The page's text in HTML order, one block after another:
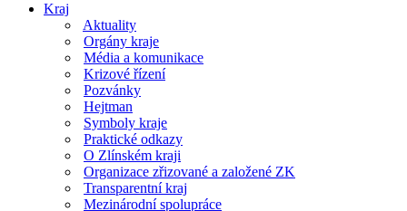
Kraj
Aktuality
Orgány kraje
Média a komunikace
Krizové řízení
Pozvánky
Hejtman
Symboly kraje
Praktické odkazy
O Zlínském kraji
Organizace zřizované a založené ZK
Transparentní kraj
Mezinárodní spolupráce